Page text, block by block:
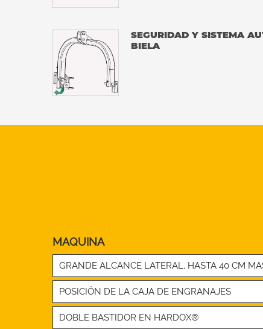
SEGURIDAD Y SISTEMA
BIELA
MAQUINA
GRANDE ALCANCE LATERAL, HASTA 40 CM
POSICIÓN DE LA CAJA DE ENGRANAJES
DOBLE BASTIDOR EN HARDOX®